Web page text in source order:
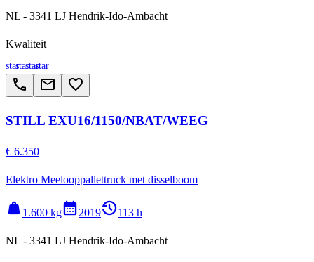
NL - 3341 LJ Hendrik-Ido-Ambacht
Kwaliteit
starstarstarstar
call email favorite_border
STILL EXU16/1150/NBAT/WEEG
€ 6.350
Elektro Meelooppallettruck met disselboom
weight 1.600 kgcalendar_month2019history_2113 h
NL - 3341 LJ Hendrik-Ido-Ambacht